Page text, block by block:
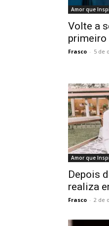
Amor que
Volte a
primeiro
Frasco - 5 de
Amor que
Depois
realiza
Frasco - 2 de